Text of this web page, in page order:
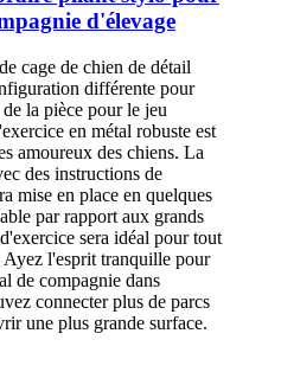
d'élevage
cage de chien de détail
différente pour
la pièce pour le jeu
en métal robuste est
amoureux des chiens. La
des instructions de
mise en place en quelques
par rapport aux grands
sera idéal pour tout
Ayez l'esprit tranquille pour
de compagnie dans
connecter plus de parcs
une plus grande surface.